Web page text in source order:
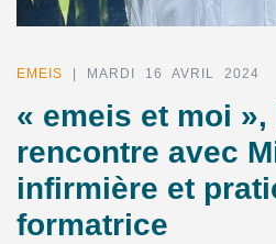
EMEIS | MARDI 16 AVRIL 2024
« emeis et moi
rencontre avec
infirmière et
formatrice